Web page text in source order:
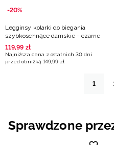
-20%
Legginsy kolarki do biegania
szybkoschnące damskie - czarne
119,99 zł
Najniższa cena z ostatnich 30 dni
przed obniżką 149,99 zł
1
Sprawdzone